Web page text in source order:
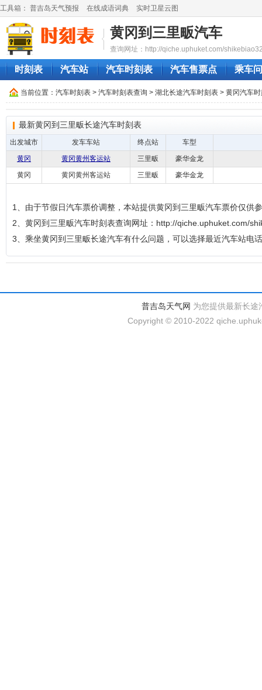
工具箱： 普吉岛天气预报 在线成语词典 实时卫星云图
黄冈到三里畈汽车
查询网址：http://qiche.uphuket.com/
时刻表 汽车站 汽车时刻表 汽车售票点 乘车
当前位置： 汽车时刻表 > 汽车时刻表查询 > 湖北长途汽车时刻表 > 黄冈汽车
最新黄冈到三里畈长途汽车时刻表
出发城市 发车车站 终点站
车型
黄冈
黄冈黄州客运站 三里畈
豪华金龙
黄冈
黄冈黄州客运站 三里畈 豪华金龙
1、由于节假日汽车票价调整，本站提供黄冈到三里畈汽车票价仅供
2、黄冈到三里畈汽车时刻表查询网址：http://qiche.uphuket.com/
3、乘坐黄冈到三里畈长途汽车有什么问题，可以选择最近汽车站电
普吉岛天气网 为您提供最新长途
Copyright © 2010-2022